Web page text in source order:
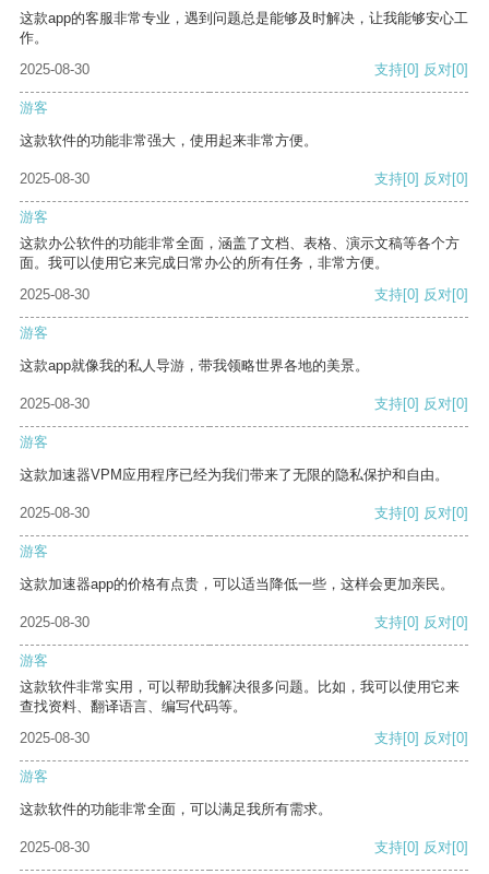
这款app的客服非常专业，遇到问题总是能够及时解决，让我能够安心工
作。
2025-08-30
支持[0] 反对[0]
游客
这款软件的功能非常强大，使用起来非常方便。
2025-08-30 支持[0] 反对[0]
游客
这款办公软件的功能非常全面，涵盖了文档、表格、演示文稿等各个方
面。我可以使用它来完成日常办公的所有任务，非常方便。
2025-08-30
支持[0] 反对[0]
游客
这款app就像我的私人导游，带我领略世界各地的美景。
2025-08-30 支持[0] 反对[0]
游客
这款加速器VPM应用程序已经为我们带来了无限的隐私保护和自由。
2025-08-30 支持[0] 反对[0]
游客
这款加速器app的价格有点贵，可以适当降低一些，这样会更加亲民。
2025-08-30 支持[0] 反对[0]
游客
这款软件非常实用，可以帮助我解决很多问题。比如，我可以使用它来
查找资料、翻译语言、编写代码等。
2025-08-30
支持[0] 反对[0]
游客
这款软件的功能非常全面，可以满足我所有需求。
2025-08-30 支持[0] 反对[0]